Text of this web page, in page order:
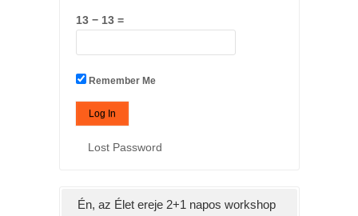
13 − 13 =
Remember Me
Lost Password
Én, az Élet ereje 2+1 napos workshop